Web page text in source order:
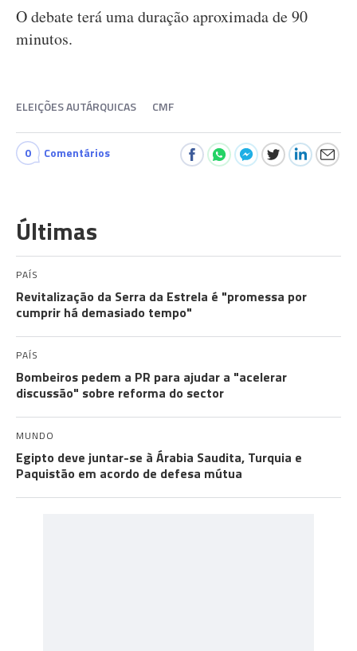
O debate terá uma duração aproximada de 90
minutos.
ELEIÇÕES AUTÁRQUICAS CMF
0 Comentários
Últimas
PAÍS
Revitalização da Serra da Estrela é "promessa por
cumprir há demasiado tempo"
PAÍS
Bombeiros pedem a PR para ajudar a "acelerar
discussão" sobre reforma do sector
MUNDO
Egipto deve juntar-se à Árabia Saudita, Turquia e
Paquistão em acordo de defesa mútua